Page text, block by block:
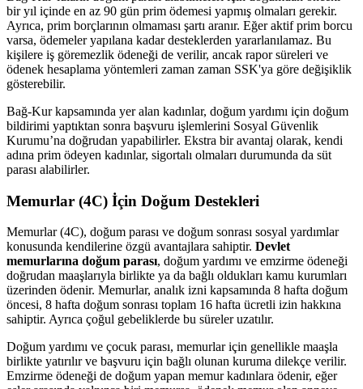
bir yıl içinde en az 90 gün prim ödemesi yapmış olmaları gerekir.
Ayrıca, prim borçlarının olmaması şartı aranır. Eğer aktif prim borcu
varsa, ödemeler yapılana kadar desteklerden yararlanılamaz. Bu
kişilere iş göremezlik ödeneği de verilir, ancak rapor süreleri ve
ödenek hesaplama yöntemleri zaman zaman SSK'ya göre değişiklik
gösterebilir.
Bağ-Kur kapsamında yer alan kadınlar, doğum yardımı için doğum
bildirimi yaptıktan sonra başvuru işlemlerini Sosyal Güvenlik
Kurumu’na doğrudan yapabilirler. Ekstra bir avantaj olarak, kendi
adına prim ödeyen kadınlar, sigortalı olmaları durumunda da süt
parası alabilirler.
Memurlar (4C) İçin Doğum Destekleri
Memurlar (4C), doğum parası ve doğum sonrası sosyal yardımlar
konusunda kendilerine özgü avantajlara sahiptir. Devlet
memurlarına doğum parası, doğum yardımı ve emzirme ödeneği
doğrudan maaşlarıyla birlikte ya da bağlı oldukları kamu kurumları
üzerinden ödenir. Memurlar, analık izni kapsamında 8 hafta doğum
öncesi, 8 hafta doğum sonrası toplam 16 hafta ücretli izin hakkına
sahiptir. Ayrıca çoğul gebeliklerde bu süreler uzatılır.
Doğum yardımı ve çocuk parası, memurlar için genellikle maaşla
birlikte yatırılır ve başvuru için bağlı olunan kuruma dilekçe verilir.
Emzirme ödeneği de doğum yapan memur kadınlara ödenir, eğer